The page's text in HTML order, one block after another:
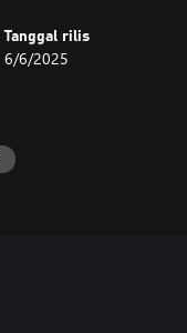
Tanggal rilis
6/6/2025